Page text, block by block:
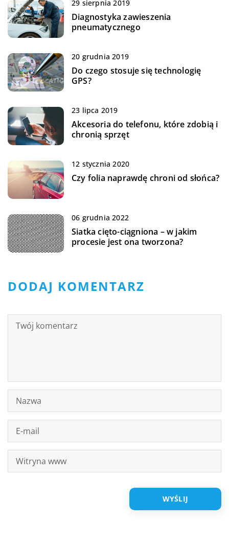
29 sierpnia 2019
Diagnostyka zawieszenia
pneumatycznego
20 grudnia 2019
Do czego stosuje się technologię
GPS?
23 lipca 2019
Akcesoria do telefonu, które zdobią i
chronią sprzęt
12 stycznia 2020
Czy folia naprawdę chroni od słońca?
06 grudnia 2022
Siatka cięto-ciągniona – w jakim
procesie jest ona tworzona?
DODAJ KOMENTARZ